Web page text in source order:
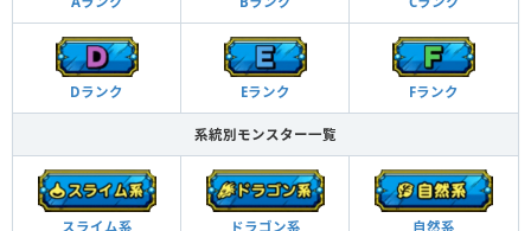
Dランク Eランク Fランク
系統別モンスター一覧
スライム系 ドラゴン系 自然系